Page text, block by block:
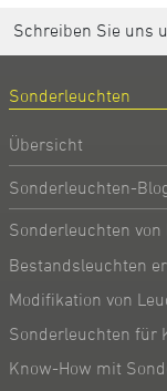
Schreiben Sie uns
Sonderleuchten
Übersicht
Sonderleuchten-
Sonderleuchten von
Bestandsleuchten
Modifikation von
Sonderleuchten für
Know-How mit